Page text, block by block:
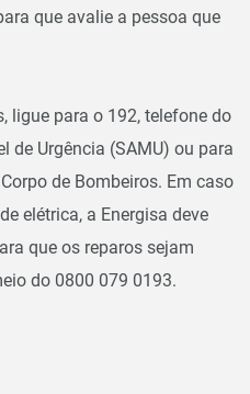
que avalie a pessoa que
ligue para o 192, telefone do
de Urgência (SAMU) ou para
de Bombeiros. Em caso
elétrica, a Energisa deve
que os reparos sejam
do 0800 079 0193.